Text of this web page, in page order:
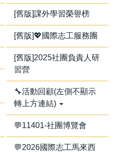
[舊版]課外學習榮譽榜
[舊版]💖國際志工服務團
[舊版]2025社團負責人研
習營
🔧活動回顧(左側不顯示
轉上方連結)
💬11401-社團博覽會
💬2026國際志工馬來西